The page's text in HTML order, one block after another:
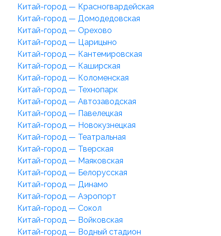
Китай-город — Красногвардейская
Китай-город — Домодедовская
Китай-город — Орехово
Китай-город — Царицыно
Китай-город — Кантемировская
Китай-город — Каширская
Китай-город — Коломенская
Китай-город — Технопарк
Китай-город — Автозаводская
Китай-город — Павелецкая
Китай-город — Новокузнецкая
Китай-город — Театральная
Китай-город — Тверская
Китай-город — Маяковская
Китай-город — Белорусская
Китай-город — Динамо
Китай-город — Аэропорт
Китай-город — Сокол
Китай-город — Войковская
Китай-город — Водный стадион